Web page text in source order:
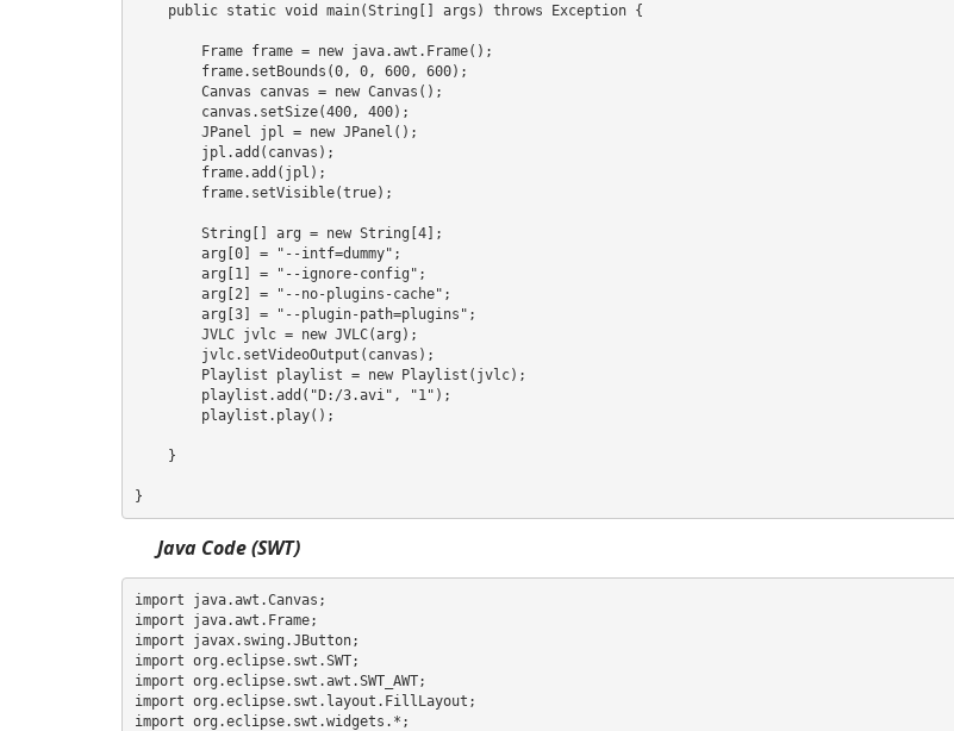
    public static void main(String[] args) throws Exception {
        Frame frame = new java.awt.Frame();
        frame.setBounds(0, 0, 600, 600);
        Canvas canvas = new Canvas();
        canvas.setSize(400, 400);
        JPanel jpl = new JPanel();
        jpl.add(canvas);
        frame.add(jpl);
        frame.setVisible(true);
        String[] arg = new String[4];
        arg[0] = "--intf=dummy";
        arg[1] = "--ignore-config";
        arg[2] = "--no-plugins-cache";
        arg[3] = "--plugin-path=plugins";
        JVLC jvlc = new JVLC(arg);
        jvlc.setVideoOutput(canvas);
        Playlist playlist = new Playlist(jvlc);
        playlist.add("D:/3.avi", "1");
        playlist.play();
    }
}
Java Code (SWT)
import java.awt.Canvas;
import java.awt.Frame;
import javax.swing.JButton;
import org.eclipse.swt.SWT;
import org.eclipse.swt.awt.SWT_AWT;
import org.eclipse.swt.layout.FillLayout;
import org.eclipse.swt.widgets.*;